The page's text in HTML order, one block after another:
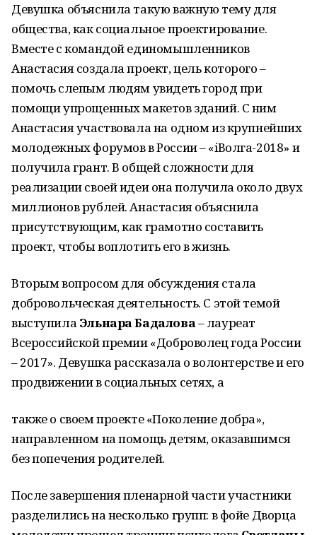
Девушка объяснила такую важную тему для
общества, как социальное проектирование.
Вместе с командой единомышленников
Анастасия создала проект, цель которого –
помочь слепым людям увидеть город при
помощи упрощенных макетов зданий. С ним
Анастасия участвовала на одном из крупнейших
молодежных форумов в России – «iВолга-2018» и
получила грант. В общей сложности для
реализации своей идеи она получила около двух
миллионов рублей. Анастасия объяснила
присутствующим, как грамотно составить
проект, чтобы воплотить его в жизнь.
Вторым вопросом для обсуждения стала
добровольческая деятельность. С этой темой
выступила Эльнара Бадалова– лауреат
Всероссийской премии «Доброволец года России
– 2017». Девушка рассказала о волонтерстве и его
продвижении в социальных сетях, а
также о своем проекте «Поколение добра»,
направленном на помощь детям, оказавшимся
без попечения родителей.
После завершения пленарной части участники
разделились на несколько групп: в фойе Дворца